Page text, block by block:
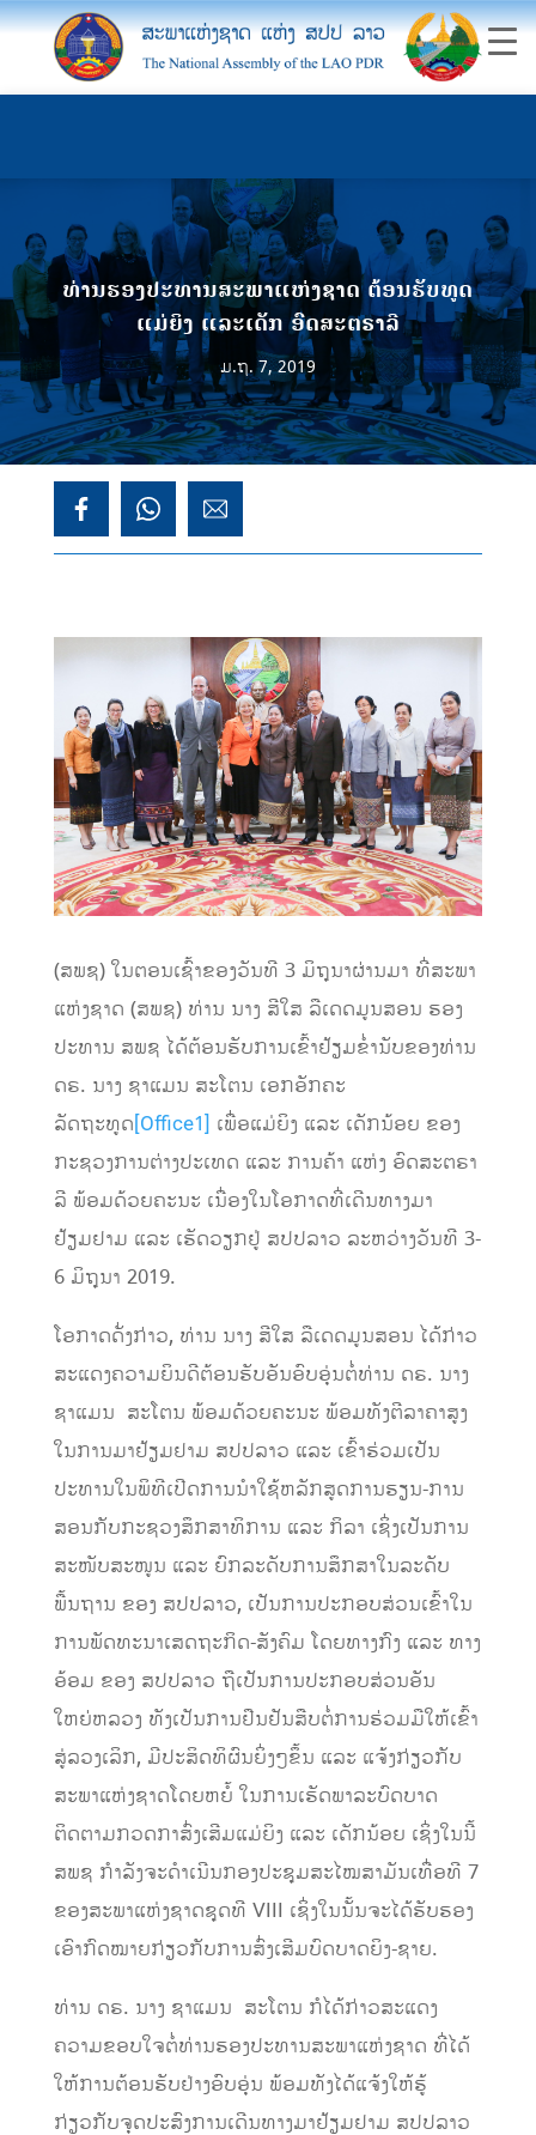
ທ່ານຮອງປະທານສະພາແຫ່ງຊາດ ຕ້ອນຮັບທູດ
ແມ່ຍິງ ແລະເດັກ ອົດສະຕຣາລີ
ມ.ຖ. 7, 2019
(ສພຊ) ໃນຕອນເຊົ້າຂອງວັນທີ 3 ມິຖຸນາຜ່ານມາ ທີ່ສະພາ
ແຫ່ງຊາດ (ສພຊ) ທ່ານ ນາງ ສີໃສ ລືເດດມູນສອນ ຮອງ
ປະທານ ສພຊ ໄດ້ຕ້ອນຮັບການເຂົ້າຢ້ຽມຂໍ່ານັບຂອງທ່ານ
ດຣ. ນາງ ຊາແມນ ສະໂຕນ ເອກອັກຄະ
ລັດຖະທູດ[Office1] ເພື່ອແມ່ຍິງ ແລະ ເດັກນ້ອຍ ຂອງ
ກະຊວງການຕ່າງປະເທດ ແລະ ການຄ້າ ແຫ່ງ ອົດສະຕຣາ
ລີ ພ້ອມດ້ວຍຄະນະ ເນື່ອງໃນໂອກາດທີ່ເດີນທາງມາ
ຢ້ຽມຢາມ ແລະ ເຮັດວຽກຢູ່ ສປປລາວ ລະຫວ່າງວັນທີ 3-
6 ມິຖຸນາ 2019.
ໂອກາດດັ່ງກ່າວ, ທ່ານ ນາງ ສີໃສ ລືເດດມູນສອນ ໄດ້ກ່າວ
ສະແດງຄວາມຍິນດີຕ້ອນຮັບອັນອົບອຸ່ນຕໍ່ທ່ານ ດຣ. ນາງ
ຊາແມນ ສະໂຕນ ພ້ອມດ້ວຍຄະນະ ພ້ອມທັງຕີລາຄາສູງ
ໃນການມາຢ້ຽມຢາມ ສປປລາວ ແລະ ເຂົ້າຮ່ວມເປັນ
ປະທານໃນພິທີເປີດການນໍາໃຊ້ຫລັກສູດການຮຽນ-ການ
ສອນກັບກະຊວງສຶກສາທິການ ແລະ ກິລາ ເຊິ່ງເປັນການ
ສະໜັບສະໜູນ ແລະ ຍົກລະດັບການສຶກສາໃນລະດັບ
ພື້ນຖານ ຂອງ ສປປລາວ, ເປັນການປະກອບສ່ວນເຂົ້າໃນ
ການພັດທະນາເສດຖະກິດ-ສັງຄົມ ໂດຍທາງກົງ ແລະ ທາງ
ອ້ອມ ຂອງ ສປປລາວ ຖືເປັນການປະກອບສ່ວນອັນ
ໃຫຍ່ຫລວງ ທັງເປັນການຢືນຢັນສືບຕໍ່ການຮ່ວມມືໃຫ້ເຂົ້າ
ສູ່ລວງເລິກ, ມີປະສິດທິຜົນຍິ່ງໆຂຶ້ນ ແລະ ແຈ້ງກ່ຽວກັບ
ສະພາແຫ່ງຊາດໂດຍຫຍໍ້ ໃນການເຮັດພາລະບົດບາດ
ຕິດຕາມກວດກາສົ່ງເສີມແມ່ຍິງ ແລະ ເດັກນ້ອຍ ເຊິ່ງໃນນີ້
ສພຊ ກໍາລັງຈະດໍາເນີນກອງປະຊຸມສະໄໝສາມັນເທື່ອທີ 7
ຂອງສະພາແຫ່ງຊາດຊຸດທີ VIII ເຊິ່ງໃນນັ້ນຈະໄດ້ຮັບຮອງ
ເອົາກົດໝາຍກ່ຽວກັບການສົ່ງເສີມບົດບາດຍິງ-ຊາຍ.
ທ່ານ ດຣ. ນາງ ຊາແມນ ສະໂຕນ ກໍໄດ້ກ່າວສະແດງ
ຄວາມຂອບໃຈຕໍ່ທ່ານຮອງປະທານສະພາແຫ່ງຊາດ ທີ່ໄດ້
ໃຫ້ການຕ້ອນຮັບຢ່າງອົບອຸ່ນ ພ້ອມທັງໄດ້ແຈ້ງໃຫ້ຮູ້
ກ່ຽວກັບຈຸດປະສົງການເດີນທາງມາຢ້ຽມຢາມ ສປປລາວ